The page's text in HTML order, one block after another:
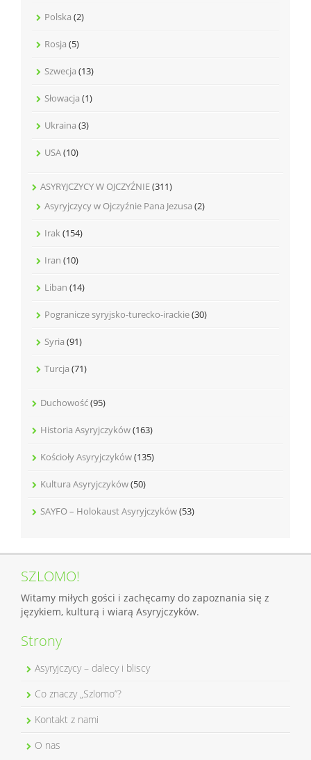
Polska (2)
Rosja (5)
Szwecja (13)
Słowacja (1)
Ukraina (3)
USA(10)
ASYRYJCZYCY W OJCZYŹNIE(311)
Asyryjczycy w Ojczyźnie Pana Jezusa (2)
Irak(154)
Iran (10)
Liban (14)
Pogranicze syryjsko-turecko-irackie(30)
Syria (91)
Turcja (71)
Duchowość(95)
Historia Asyryjczyków(163)
Kościoły Asyryjczyków(135)
Kultura Asyryjczyków(50)
SAYFO – Holokaust Asyryjczyków(53)
SZLOMO!
Witamy miłych gości i zachęcamy do zapoznania się z
językiem, kulturą i wiarą Asyryjczyków.
Strony
Asyryjczycy – dalecy i bliscy
Co znaczy „Szlomo”?
Kontakt z nami
O nas